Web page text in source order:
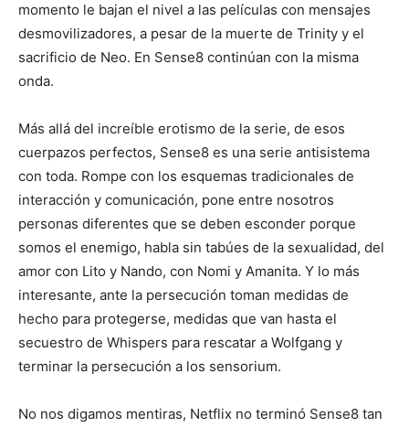
momento le bajan el nivel a las películas con mensajes
desmovilizadores, a pesar de la muerte de Trinity y el
sacrificio de Neo. En Sense8 continúan con la misma
onda.
Más allá del increíble erotismo de la serie, de esos
cuerpazos perfectos, Sense8 es una serie antisistema
con toda. Rompe con los esquemas tradicionales de
interacción y comunicación, pone entre nosotros
personas diferentes que se deben esconder porque
somos el enemigo, habla sin tabúes de la sexualidad, del
amor con Lito y Nando, con Nomi y Amanita. Y lo más
interesante, ante la persecución toman medidas de
hecho para protegerse, medidas que van hasta el
secuestro de Whispers para rescatar a Wolfgang y
terminar la persecución a los sensorium.
No nos digamos mentiras, Netflix no terminó Sense8 tan